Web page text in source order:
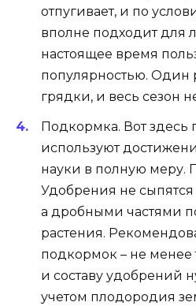
отпугивает, и по
вполне подходит для
настоящее время
популярностью. Один
грядки, и весь сезон
Подкормка. Вот здесь
используют
науки в полную меру.
Удобрения не
а дробными частями
растения.
подкормок – не менее
и составу удобрений
учетом плодородия